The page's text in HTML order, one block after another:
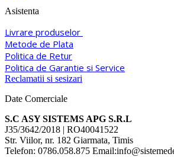
Asistenta
Livrare produselor
Metode de Plata
Politica de Retur
Politica de Garantie si Service
Reclamatii si sesizari
Date Comerciale
S.C ASY SISTEMS APG S.R.L
J35/3642/2018 | RO40041522
Str. Viilor, nr. 182 Giarmata, Timis
Telefon: 0786.058.875